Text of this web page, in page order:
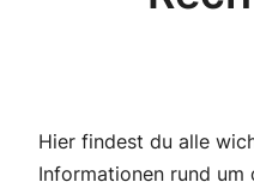
Hier findest du alle
Informationen rund